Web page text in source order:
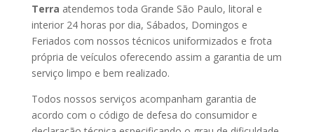
Terra atendemos toda Grande São Paulo, litoral e
interior 24 horas por dia, Sábados, Domingos e
Feriados com nossos técnicos uniformizados e frota
própria de veículos oferecendo assim a garantia de um
serviço limpo e bem realizado.
Todos nossos serviços acompanham garantia de
acordo com o código de defesa do consumidor e